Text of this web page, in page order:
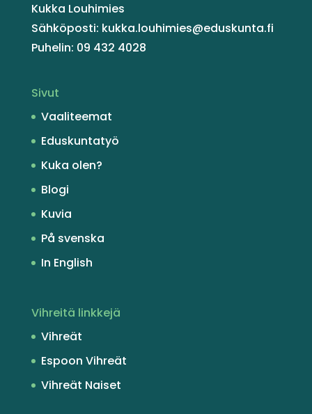
Kukka Louhimies
Sähköposti: kukka.louhimies@eduskunta.fi
Puhelin: 09 432 4028
Sivut
Vaaliteemat
Eduskuntatyö
Kuka olen?
Blogi
Kuvia
På svenska
In English
Vihreitä linkkejä
Vihreät
Espoon Vihreät
Vihreät Naiset